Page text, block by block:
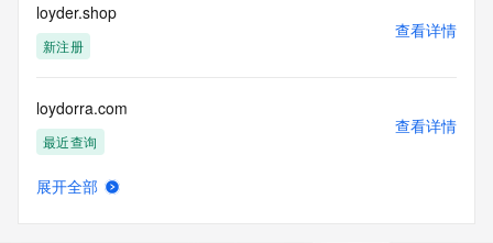
loyder.shop
新注册
查看详情
loydorra.com
最近查询
查看详情
展开全部